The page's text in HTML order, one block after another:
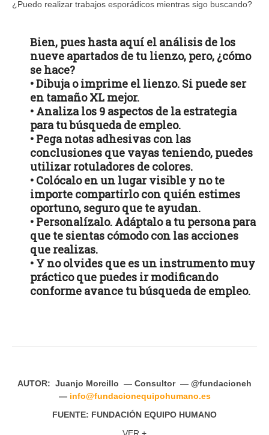
¿Puedo realizar trabajos esporádicos mientras sigo buscando?
Bien, pues hasta aquí el análisis de los
nueve apartados de tu lienzo, pero, ¿cómo
se hace?
• Dibuja o imprime el lienzo. Si puede ser
en tamaño XL mejor.
• Analiza los 9 aspectos de la estrategia
para tu búsqueda de empleo.
• Pega notas adhesivas con las
conclusiones que vayas teniendo, puedes
utilizar rotuladores de colores.
• Colócalo en un lugar visible y no te
importe compartirlo con quién estimes
oportuno, seguro que te ayudan.
• Personalízalo. Adáptalo a tu persona para
que te sientas cómodo con las acciones
que realizas.
• Y no olvides que es un instrumento muy
práctico que puedes ir modificando
conforme avance tu búsqueda de empleo.
AUTOR: Juanjo Morcillo — Consultor — @fundacioneh
— info@fundacionequipohumano.es
FUENTE: FUNDACIÓN EQUIPO HUMANO
VER +